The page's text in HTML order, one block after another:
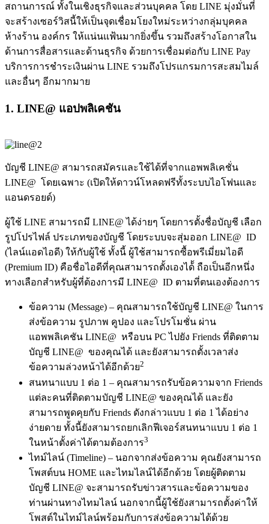
สถานการณ์ ทั้งในเชิงธุรกิจและส่วนบุคคล โดย LINE มุ่งมั่นที่
จะสร้างเซอร์วิสนี้ให้เป็นจุดเชื่อมโยงใหม่ระหว่างกลุ่มบุคคล
ห้างร้าน องค์กร ให้แน่นแฟ้นมากยิ่งขึ้น รวมถึงสร้างโอกาสใน
ด้านการสื่อสารและด้านธุรกิจ ด้วยการเชื่อมต่อกับ LINE Pay
บริการการชำระเงินผ่าน LINE รวมถึงโปรแกรมการสะสมไมล์
และอื่นๆ อีกมากมาย
1. LINE@ แอปพลิเคชัน
บัญชี LINE@ สามารถสมัครและใช้ได้ที่จากแอพพลิเคชั่น
LINE@ โดยเฉพาะ (เปิดให้ดาวน์โหลดฟรีทั้งระบบไอโฟนและ
แอนดรอยด์)
ผู้ใช้ LINE สามารถมี LINE@ ได้ง่ายๆ โดยการตั้งชื่อบัญชี เลือก
รูปโปรไฟล์ ประเภทของบัญชี โดยระบบจะสุ่มออก LINE@ ID
(ไลน์แอดไอดี) ให้กับผู้ใช้ ทั้งนี้ ผู้ใช้สามารถซื้อพรีเมี่ยมไอดี
(Premium ID) คือชื่อไอดีที่คุณสามารถตั้งเองได้้ ถือเป็นอีกหนึ่ง
ทางเลือกสำหรับผู้ที่ต้องการมี LINE@ ID ตามที่ตนเองต้องการ
ข้อความ (Message) – คุณสามารถใช้บัญชี LINE@ ในการ
ส่งข้อความ รูปภาพ คูปอง และโปรโมชั่น ผ่าน
แอพพลิเคชัน LINE@ หรือบน PC ไปยัง Friends ที่ติดตาม
บัญชี LINE@ ของคุณได้ และยังสามารถตั้งเวลาส่ง
ข้อความล่วงหน้าได้อีกด้วย2
สนทนาแบบ 1 ต่อ 1 – คุณสามารถรับข้อความจาก Friends
แต่ละคนที่ติดตามบัญชี LINE@ ของคุณได้ และยัง
สามารถพูดคุยกับ Friends ดังกล่าวแบบ 1 ต่อ 1 ได้อย่าง
ง่ายดาย ทั้งนี้ยังสามารถยกเลิกฟีเจอร์สนทนาแบบ 1 ต่อ 1
ในหน้าตั้งค่าได้ตามต้องการ3
ไทม์ไลน์ (Timeline) – นอกจากส่งข้อความ คุณยังสามารถ
โพสต์บน HOME และไทมไลน์ได้อีกด้วย โดยผู้ติดตาม
บัญชี LINE@ จะสามารถรับข่าวสารและข้อความของ
ท่านผ่านทางไทมไลน์ นอกจากนี้ผู้ใช้ยังสามารถตั้งค่าให้
โพสต์ในไทม์ไลน์พร้อมกับการส่งข้อความได้ด้วย